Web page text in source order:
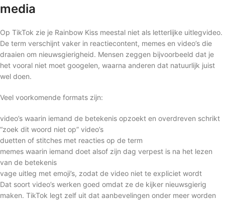
media
Op TikTok zie je Rainbow Kiss meestal niet als letterlijke uitlegvideo.
De term verschijnt vaker in reactiecontent, memes en video’s die
draaien om nieuwsgierigheid. Mensen zeggen bijvoorbeeld dat je
het vooral niet moet googelen, waarna anderen dat natuurlijk juist
wel doen.
Veel voorkomende formats zijn:
video’s waarin iemand de betekenis opzoekt en overdreven schrikt
“zoek dit woord niet op” video’s
duetten of stitches met reacties op de term
memes waarin iemand doet alsof zijn dag verpest is na het lezen
van de betekenis
vage uitleg met emoji’s, zodat de video niet te expliciet wordt
Dat soort video’s werken goed omdat ze de kijker nieuwsgierig
maken. TikTok legt zelf uit dat aanbevelingen onder meer worden